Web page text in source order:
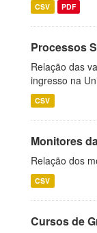
CSV PDF
Processos
Relação das
ingresso na
CSV
Monitores
Relação dos
CSV
Cursos de